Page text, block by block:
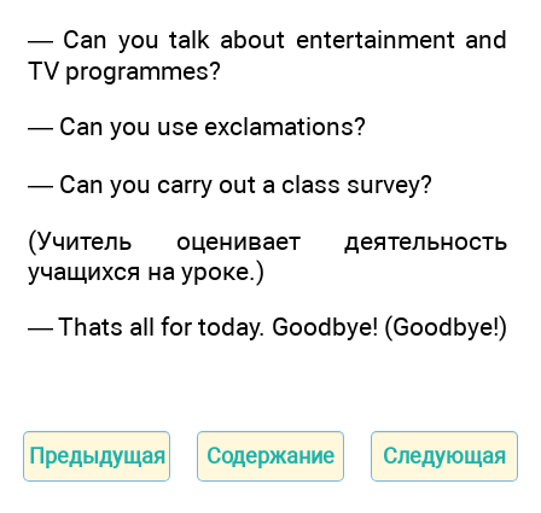
— Can you talk about entertainment and
TV programmes?
— Can you use exclamations?
— Can you carry out a class survey?
(Учитель оценивает деятельность
учащихся на уроке.)
— Thats all for today. Goodbye! (Goodbye!)
Предыдущая Содержание Следующая